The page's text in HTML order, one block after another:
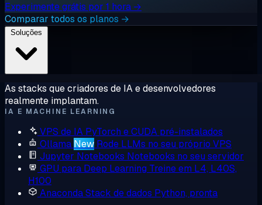
Experimente grátis por 1 hora →
Comparar todos os planos →
As stacks que criadores de IA e desenvolvedores
realmente implantam.
IA E MACHINE LEARNING
VPS de IA PyTorch e CUDA pré-instalados
Ollama New Rode LLMs no seu próprio VPS
Jupyter Notebooks Notebooks no seu servidor
GPU para Deep Learning Treine em L4, L40S,
H100
AnacondaStack de dados Python, pronta